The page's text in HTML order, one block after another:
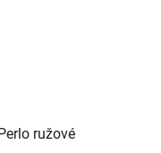
ružové